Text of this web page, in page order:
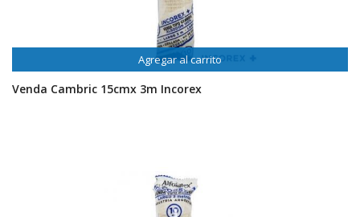
Agregar al carrito
Venda Cambric 15cmx 3m Incorex